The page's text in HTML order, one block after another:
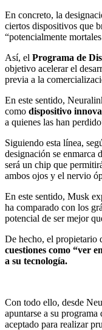
En concreto, la
ciertos dispositivos que
“potencialmente
Así, el Programa de
objetivo acelerar el
previa a la
En este sentido,
como dispositivo
a quienes las han
Siguiendo esta línea,
designación se enmarca
será un chip que
ambos ojos y el nervio
En este sentido, Musk
ha comparado con los
potencial de ser mejor
De hecho, el propietario
cuestiones como “ver
a su tecnología.
Con todo ello, desde
apuntarse a su
aceptado para realizar